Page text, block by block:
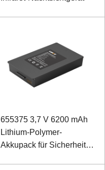
655375 3,7 V 6200 mAh
Lithium-Polymer-
Akkupack für Sicherheit